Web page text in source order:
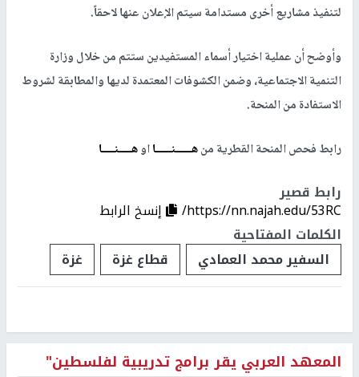
لتنفيذ مشاريع أخرى مستدامة سيتم الإعلان عنها لاحقاً.
وأوضح أن عملية اختيار أسماء المستفيدين ستتم من خلال وزارة
التنمية الاجتماعية، وضمن الكشوفات المعتمدة لديها والمطابقة لشروط
الاستفادة من المنحة.
رابط فحص المنحة القطريةمنهـــــنـــــااوهــــنــــا
رابط قصير
https://nn.najah.edu/53RC/
إنسخ الرابط
الكلمات المفتاحية
السفير محمد العمادي
قطاع غزة غزة
المعهد العربي يقر برامج تدريبية لفلسطين"